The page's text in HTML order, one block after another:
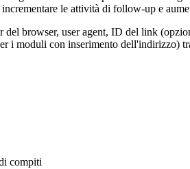
le attività di follow-up e
del browser, user agent, ID del link
i moduli con inserimento
compiti